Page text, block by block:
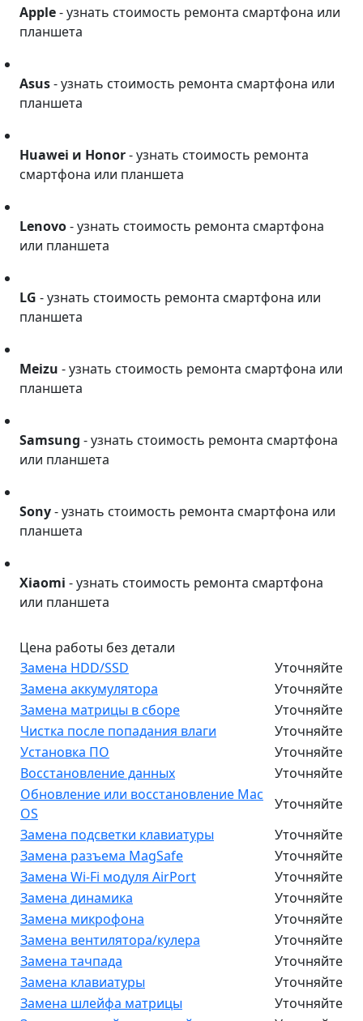
Apple- узнать стоимость ремонта смартфона или
планшета
Asus- узнать стоимость ремонта смартфона или
планшета
Huawei и Honor- узнать стоимость ремонта
смартфона или планшета
Lenovo- узнать стоимость ремонта смартфона
или планшета
LG - узнать стоимость ремонта смартфона или
планшета
Meizu - узнать стоимость ремонта смартфона или
планшета
Samsung - узнать стоимость ремонта смартфона
или планшета
Sony- узнать стоимость ремонта смартфона или
планшета
Xiaomi - узнать стоимость ремонта смартфона
или планшета
Цена работы без детали
Замена HDD/SSD
Уточняйте
Замена аккумулятора
Уточняйте
Замена матрицы в сборе
Уточняйте
Чистка после попадания влаги
Уточняйте
Установка ПО
Уточняйте
Восстановление данных
Уточняйте
Обновление или восстановление Mac
OS
Уточняйте
Замена подсветки клавиатуры
Уточняйте
Замена разъема MagSafe
Уточняйте
Замена Wi-Fi модуля AirPort
Уточняйте
Замена динамика
Уточняйте
Замена микрофона
Уточняйте
Замена вентилятора/кулера
Уточняйте
Замена тачпада
Уточняйте
Замена клавиатуры
Уточняйте
Замена шлейфа матрицы
Уточняйте